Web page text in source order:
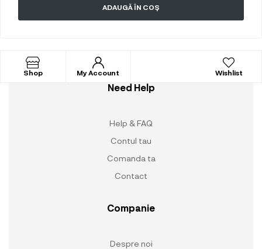
ADAUGĂ ÎN COȘ
Shop My Account Wishlist
Need Help
Help & FAQ
Contul tau
Comanda ta
Contact
Companie
Despre noi